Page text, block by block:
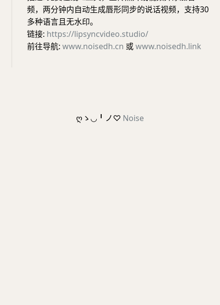
频，两分钟内自动生成唇形同步的说话视频，支持30
多种语言且无水印。
链接: https://lipsyncvideo.studio/
前往导航: www.noisedh.cn 或www.noisedh.link
ღゝ◡╹ノ♡ Noise